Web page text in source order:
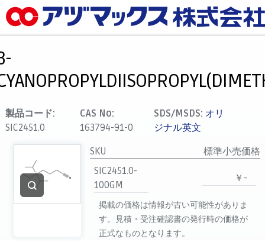
メニュー
カート
マイアカウント
主要取扱ブランド
支払い
製品検索
製品コード:
SIC2451.0
CAS No:
163794-91-0
SDS/MSDS: オリ
ジナル英文
SKU
標準小売価格
SIC2451.0-
100GM
￥-
掲載の価格は情報が古い可能性がありま
す。見積・受注確認書の発行時の価格が
正式なものとなります。